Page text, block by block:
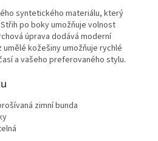
syntetického materiálu, který
po boky umožňuje volnost
úprava dodává moderní
umělé kožešiny umožňuje rychlé
a vašeho preferovaného stylu.
zimní bunda